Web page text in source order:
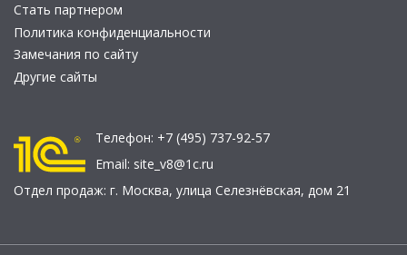
Стать партнером
Политика конфиденциальности
Замечания по сайту
Другие сайты
Телефон: +7 (495) 737-92-57
Email: site_v8@1c.ru
Отдел продаж: г. Москва, улица Селезнёвская, дом 21